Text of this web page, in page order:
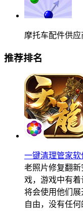
摩托车配件供应
推荐排名
一键清理管家软
老照片修复翻
戏，游戏中有
将会使用他们
自由，没有任